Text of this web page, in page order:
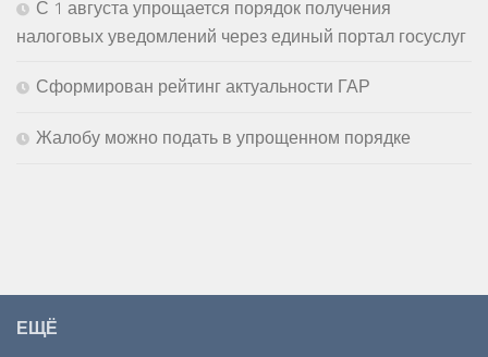
С 1 августа упрощается порядок получения
налоговых уведомлений через единый портал госуслуг
Сформирован рейтинг актуальности ГАР
Жалобу можно подать в упрощенном порядке
ЕЩЁ